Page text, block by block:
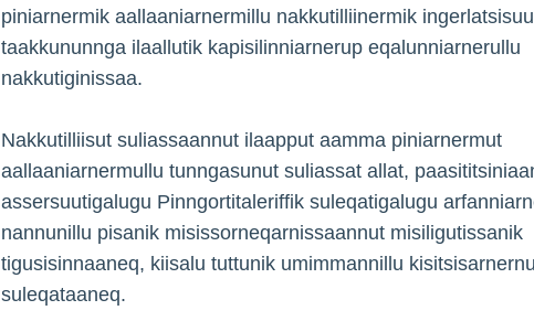
piniarnermik aallaaniarnermillu nakkutilliinermik
taakkununnga ilaallutik kapisilinniarnerup eqalunniarnerullu
nakkutiginissaa.
Nakkutilliisut suliassaannut ilaapput aamma piniarnermut
aallaaniarnermullu tunngasunut suliassat allat,
assersuutigalugu Pinngortitaleriffik suleqatigalugu
nannunillu pisanik misissorneqarnissaannut misiligutissanik
tigusisinnaaneq, kiisalu tuttunik umimmannillu
suleqataaneq.